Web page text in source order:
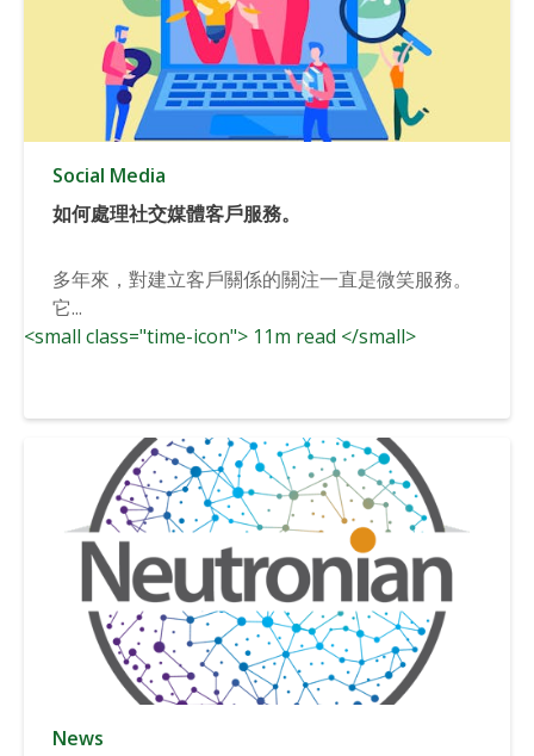
Social Media
如何處理社交媒體客戶服務。
多年來，對建立客戶關係的關注一直是微笑服務。
它...
<small class="time-icon"> 11m read </small>
News